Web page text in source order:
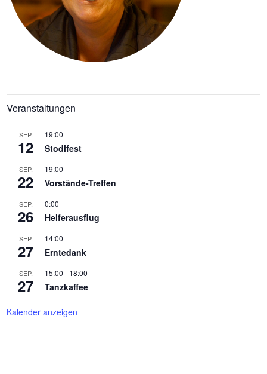
Veranstaltungen
SEP.
12
19:00
Stodlfest
SEP.
22
19:00
Vorstände-Treffen
SEP.
26
0:00
Helferausflug
SEP.
27
14:00
Erntedank
SEP.
27
15:00 - 18:00
Tanzkaffee
Kalender anzeigen